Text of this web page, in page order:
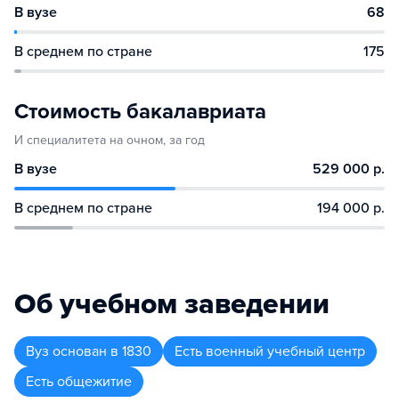
В вузе 68
В среднем по стране 175
Стоимость бакалавриата
И специалитета на очном, за год
В вузе 529 000 р.
В среднем по стране 194 000 р.
Об учебном заведении
Вуз основан в 1830
Есть военный учебный центр
Есть общежитие